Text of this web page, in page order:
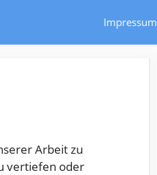
Impressum
Arbeit zu
vertiefen oder